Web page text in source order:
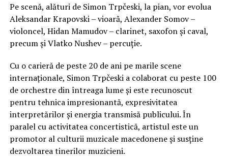
Pe scenă, alături de Simon Trpčeski, la pian, vor evolua
Aleksandar Krapovski – vioară, Alexander Somov –
violoncel, Hidan Mamudov – clarinet, saxofon și caval,
precum și Vlatko Nushev – percuție.
Cu o carieră de peste 20 de ani pe marile scene
internaționale, Simon Trpčeski a colaborat cu peste 100
de orchestre din întreaga lume și este recunoscut
pentru tehnica impresionantă, expresivitatea
interpretărilor și energia transmisă publicului. În
paralel cu activitatea concertistică, artistul este un
promotor al culturii muzicale macedonene și susține
dezvoltarea tinerilor muzicieni.